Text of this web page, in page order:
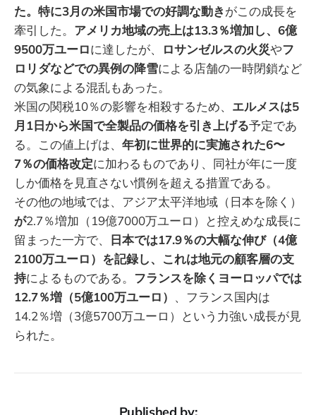
た。特に3月の米国市場での好調な動きがこの成長を
牽引した。 アメリカ地域の売上は13.3％増加し、6億
9500万ユーロに達したが、 ロサンゼルスの火災やフ
ロリダなどでの異例の降雪による店舗の一時閉鎖など
の気象による混乱もあった。
米国の関税10％の影響を相殺するため、 エルメスは5
月1日から米国で全製品の価格を引き上げる予定であ
る。この値上げは、 年初に世界的に実施された6〜
7％の価格改定に加わるものであり、同社が年に一度
しか価格を見直さない慣例を超える措置である。
その他の地域では、アジア太平洋地域（日本を除く）
が2.7％増加（19億7000万ユーロ）と控えめな成長に
留まった一方で、 日本では17.9％の大幅な伸び（4億
2100万ユーロ）を記録し、これは地元の顧客層の支
持によるものである。 フランスを除くヨーロッパでは
12.7％増（5億100万ユーロ） 、フランス国内は
14.2％増（3億5700万ユーロ）という力強い成長が見
られた。